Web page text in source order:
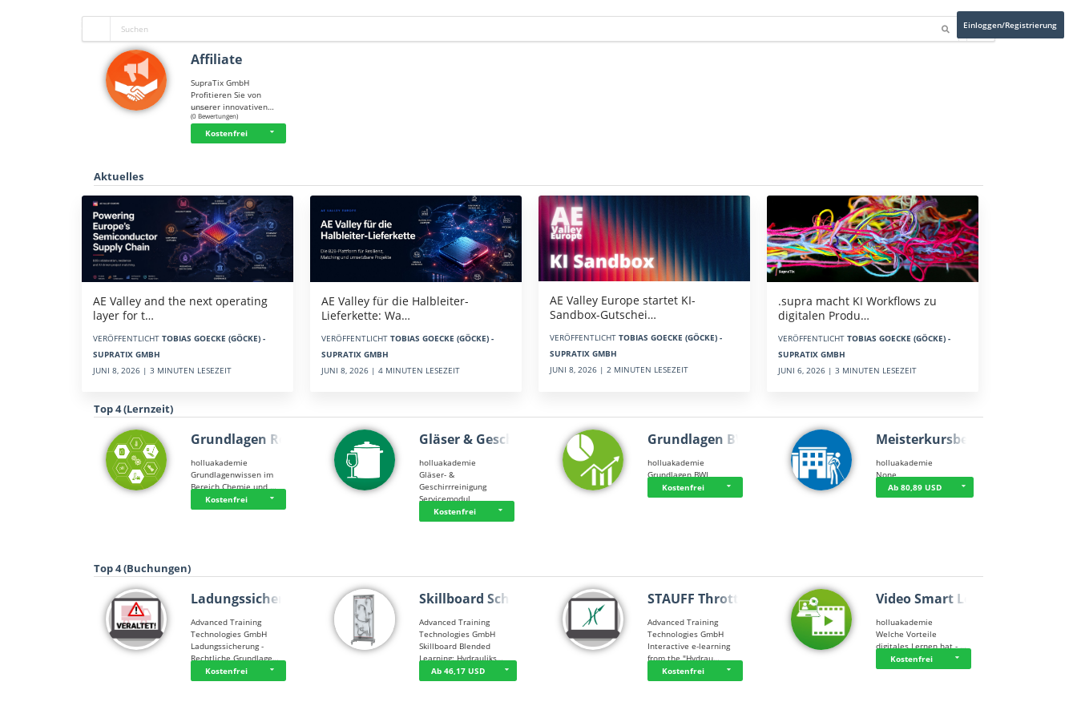
Einloggen/Registrierung
Affiliate
SupraTix GmbH
Profitieren Sie von
unserer innovativen…
☆☆☆☆☆
(0 Bewertungen)
Kostenfrei
Aktuelles
AE Valley and the next operating
layer for t…
VERÖFFENTLICHT TOBIAS GOECKE (GÖCKE) -
SUPRATIX GMBH
JUNI 8, 2026 | 3 MINUTEN LESEZEIT
AE Valley für die Halbleiter-
Lieferkette: Wa…
VERÖFFENTLICHT TOBIAS GOECKE (GÖCKE) -
SUPRATIX GMBH
JUNI 8, 2026 | 4 MINUTEN LESEZEIT
AE Valley Europe startet KI-
Sandbox-Gutschei…
VERÖFFENTLICHT TOBIAS GOECKE (GÖCKE) -
SUPRATIX GMBH
JUNI 8, 2026 | 2 MINUTEN LESEZEIT
.supra macht KI Workflows zu
digitalen Produ…
VERÖFFENTLICHT TOBIAS GOECKE (GÖCKE) -
SUPRATIX GMBH
JUNI 6, 2026 | 3 MINUTEN LESEZEIT
Top 4 (Lernzeit)
Grundlagen Rein…
holluakademie
Grundlagenwissen im
Bereich Chemie und …
Kostenfrei
Gläser & Geschi…
holluakademie
Gläser- &
Geschirrreinigung
Servicemodul
Kostenfrei
Grundlagen BWL
holluakademie
Grundlagen BWL
Kostenfrei
Meisterkursbegl…
holluakademie
None
Ab 80,89 USD
Top 4 (Buchungen)
Ladungssicherung
Advanced Training
Technologies GmbH
Ladungssicherung -
Rechtliche Grundlage…
Kostenfrei
Skillboard Schl…
Advanced Training
Technologies GmbH
Skillboard Blended
Learning: Hydrauliks…
Ab 46,17 USD
STAUFF Throttle…
Advanced Training
Technologies GmbH
Interactive e-learning
from the "Hydrau…
Kostenfrei
Video Smart Lea…
holluakademie
Welche Vorteile
digitales Lernen hat - …
Kostenfrei